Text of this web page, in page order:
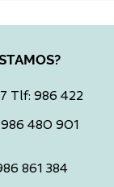
Tlf: 986 422
986 480 901
861 384